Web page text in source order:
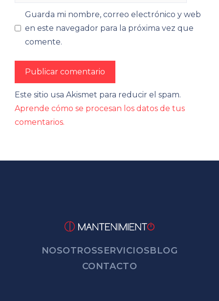
Guarda mi nombre, correo electrónico y web
en este navegador para la próxima vez que
comente.
Este sitio usa Akismet para reducir el spam.
Aprende cómo se procesan los datos de tus
comentarios.
NOSOTROSSERVICIOSBLOG
CONTACTO